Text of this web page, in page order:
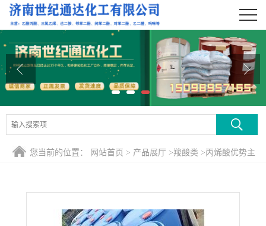
公司首页
公司介绍
产品展厅
证书荣誉
您当前的位置： 网站首页 > 产品展厅 >羧酸类 >丙烯酸优势主